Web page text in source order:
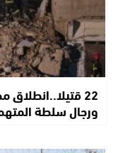
22
ورجال سلطة